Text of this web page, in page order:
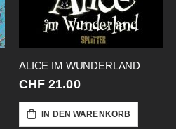
ALICE IM WUNDERLAND
CHF 21.00
IN DEN WARENKORB